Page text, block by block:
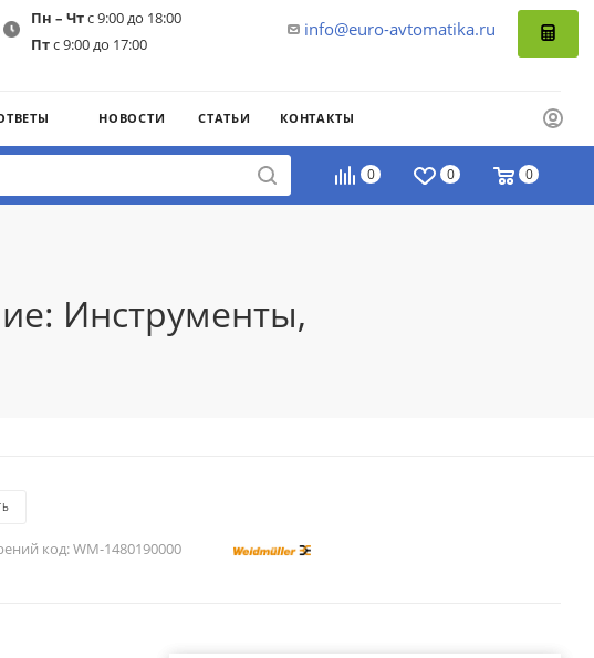
info@euro-avtomatika.ru
Пн – Чтс 9:00 до 18:00
Птс 9:00 до 17:00
НОВОСТИ СТАТЬИ КОНТАКТЫ
0 0 0
Инструменты,
код:WM-1480190000